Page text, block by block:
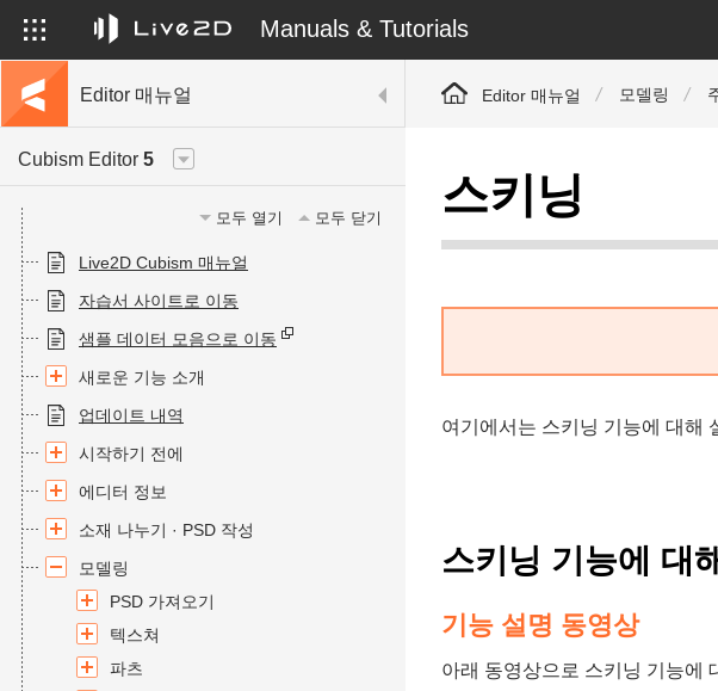
Manuals & Tutorials
Editor 매뉴얼
Cubism Editor 5
모두 열기 모두 닫기
Live2D Cubism 매뉴얼
자습서 사이트로 이동
샘플 데이터 모음으로 이동
새로운 기능 소개
업데이트 내역
시작하기 전에
에디터 정보
소재 나누기 · PSD 작성
모델링
PSD 가져오기
텍스쳐
파츠
Editor 매뉴얼 모델링
스키닝
여기에서는 스키닝 기능에 대해
스키닝 기능에 대
기능 설명 동영상
아래 동영상으로 스키닝 기능에